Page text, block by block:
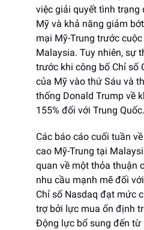
việc giải quyết tình trạng
Mỹ và khả năng giảm
mại Mỹ-Trung trước
Malaysia. Tuy nhiên, sự
trước khi công bố Chỉ số
của Mỹ vào thứ Sáu và
thống Donald Trump về
155% đối với Trung Quốc.
Các báo cáo cuối tuần
cao Mỹ-Trung tại
quan về một thỏa thuận
nhu cầu mạnh mẽ đối
Chỉ số Nasdaq đạt mức
trợ bởi lực mua ổn định
Động lực bổ sung đến từ